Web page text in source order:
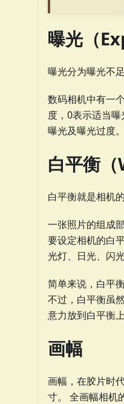
曝光（
曝光分为曝光不
数码相机中有一
度，0表示适当
曝光及曝光过度。
白平衡
白平衡就是相机
一张照片的组成
要设定相机的白
光灯、日光、闪
简单来说，白平
不过，白平衡虽
意力放到白平衡上
画幅
画幅，在胶片时
寸。 全画幅相机